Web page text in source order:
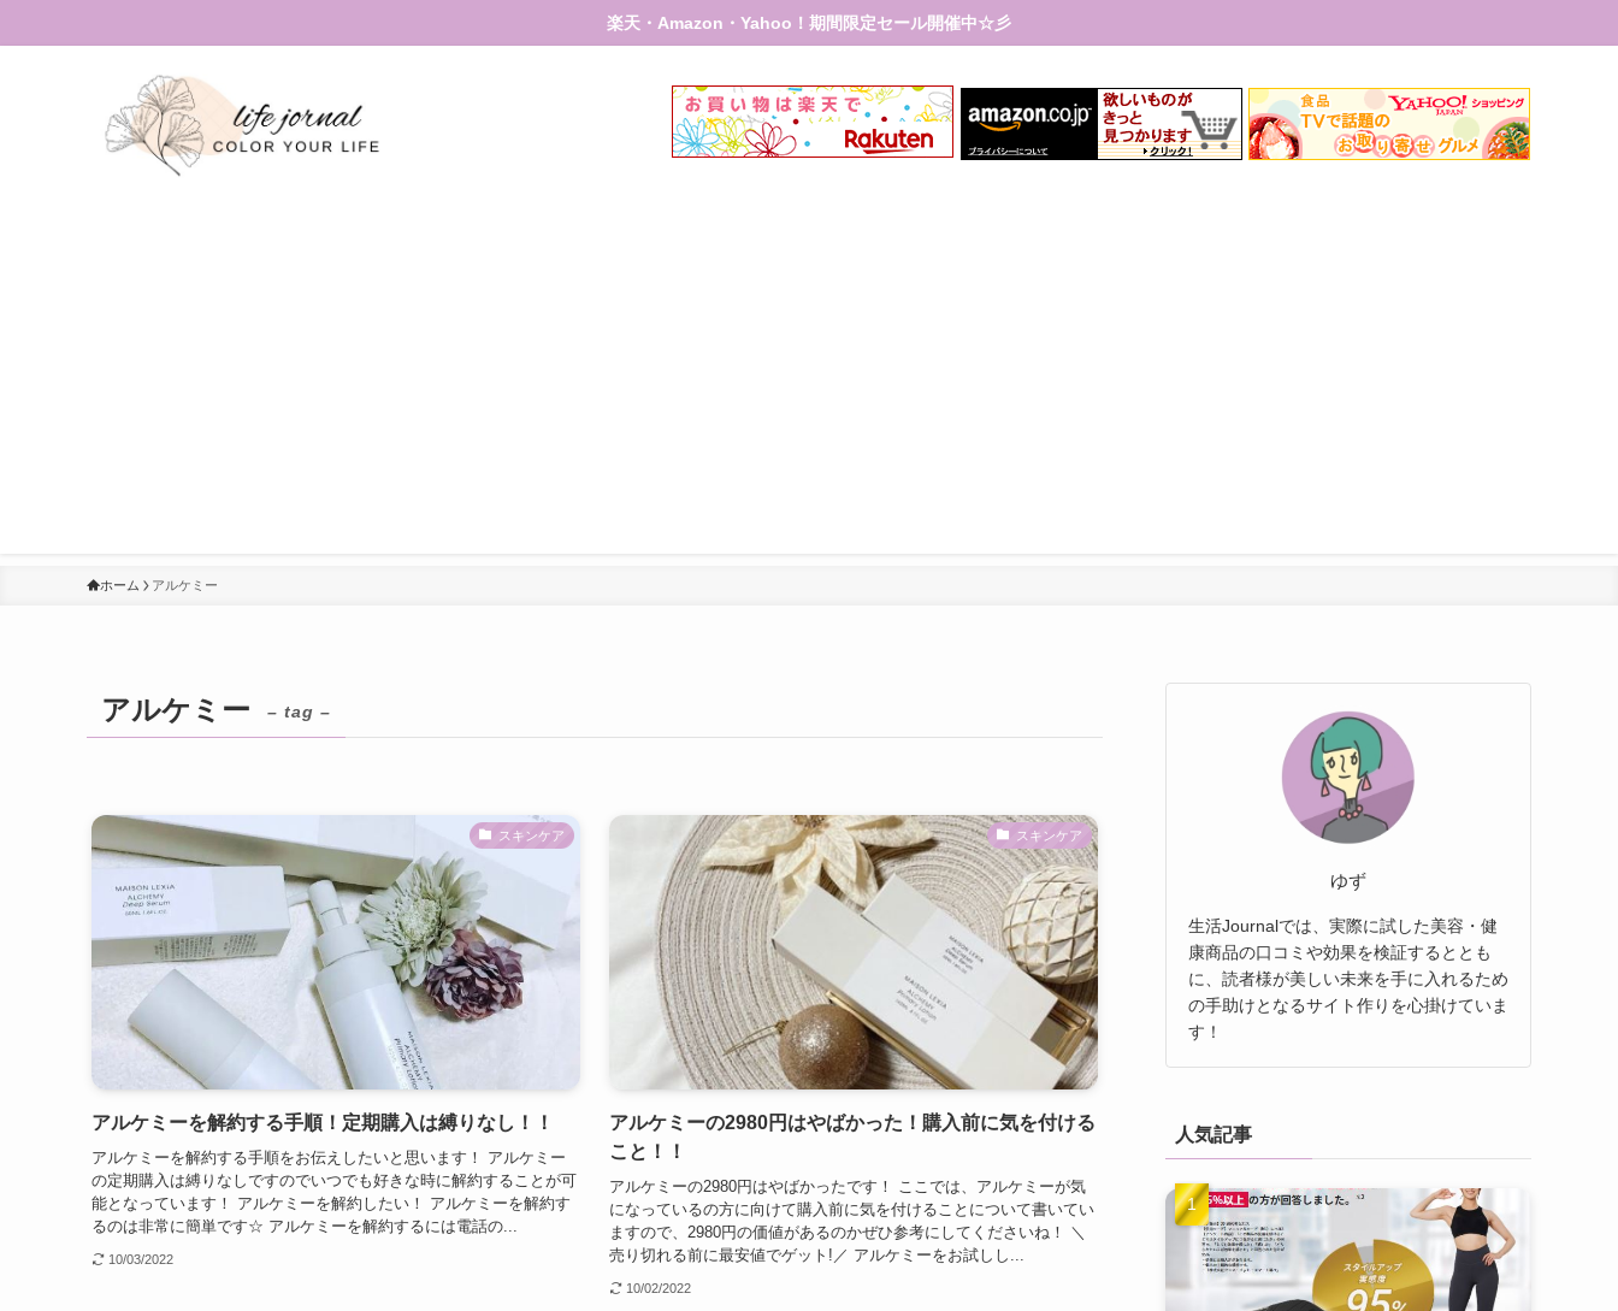
楽天・Amazon・Yahoo！期間限定セール開催中☆彡
ホーム アルケミー
アルケミー – tag –
スキンケア
アルケミーを解約する手順！定期購入は縛りなし！！
アルケミーを解約する手順をお伝えしたいと思います！ アルケミー
の定期購入は縛りなしですのでいつでも好きな時に解約することが可
能となっています！ アルケミーを解約したい！ アルケミーを解約す
るのは非常に簡単です☆ アルケミーを解約するには電話の...
10/03/2022
スキンケア
アルケミーの2980円はやばかった！購入前に気を付ける
こと！！
アルケミーの2980円はやばかったです！ ここでは、アルケミーが気
になっているの方に向けて購入前に気を付けることについて書いてい
ますので、2980円の価値があるのかぜひ参考にしてくださいね！ ＼
売り切れる前に最安値でゲット!／ アルケミーをお試しし...
10/02/2022
ゆず
生活Journalでは、実際に試した美容・健
康商品の口コミや効果を検証するととも
に、読者様が美しい未来を手に入れるため
の手助けとなるサイト作りを心掛けていま
す！
人気記事